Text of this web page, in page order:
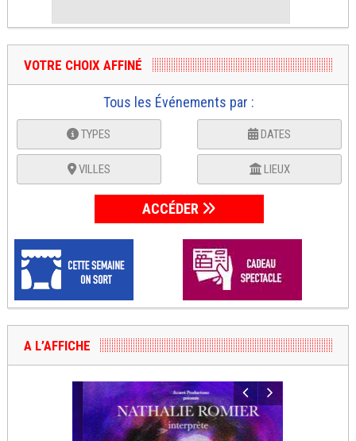
VOTRE CHOIX AFFINÉ
Tous les Événements par :
TYPES DATES
VILLES LIEUX
ACCÉDER
A L’AFFICHE